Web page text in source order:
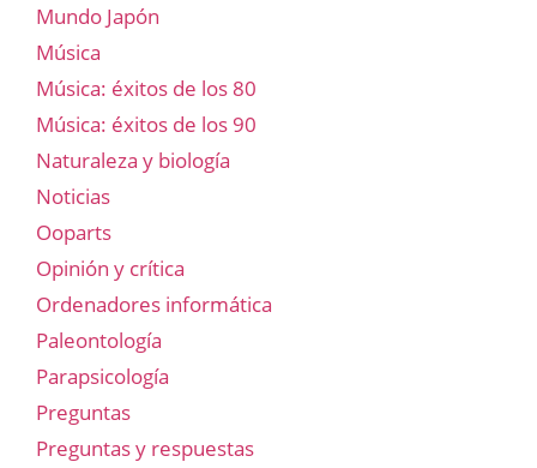
Mundo Japón
Música
Música: éxitos de los 80
Música: éxitos de los 90
Naturaleza y biología
Noticias
Ooparts
Opinión y crítica
Ordenadores informática
Paleontología
Parapsicología
Preguntas
Preguntas y respuestas